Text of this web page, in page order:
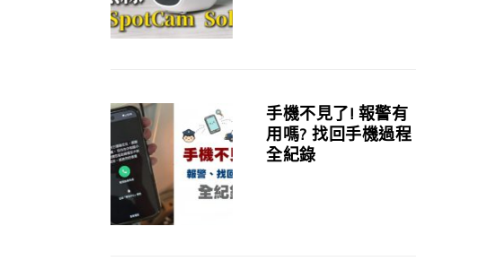
手機不見了! 報警有
用嗎? 找回手機過程
全紀錄